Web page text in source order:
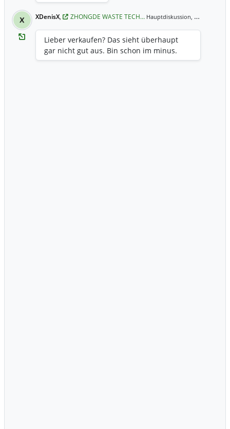
X XDenisX, ZHONGDE WASTE TECH… Hauptdiskussion,
Lieber verkaufen? Das sieht überhaupt
gar nicht gut aus. Bin schon im minus.